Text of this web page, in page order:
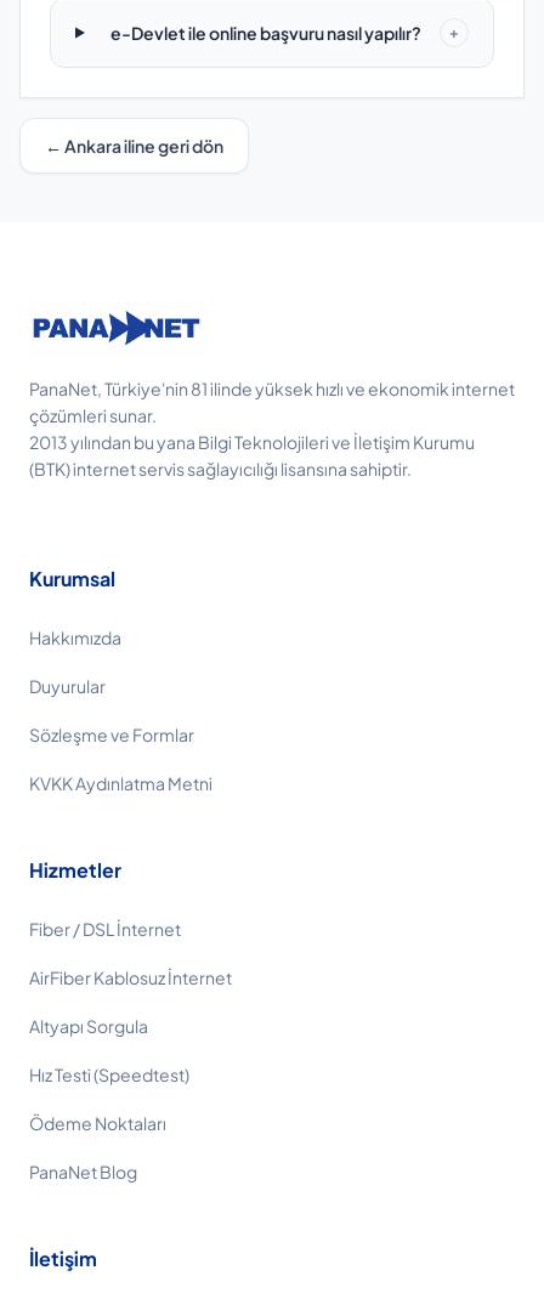
e-Devlet ile online başvuru nasıl yapılır? +
← Ankara iline geri dön
PanaNet, Türkiye'nin 81 ilinde yüksek hızlı ve ekonomik internet
çözümleri sunar.
2013 yılından bu yana Bilgi Teknolojileri ve İletişim Kurumu
(BTK) internet servis sağlayıcılığı lisansına sahiptir.
Kurumsal
Hakkımızda
Duyurular
Sözleşme ve Formlar
KVKK Aydınlatma Metni
Hizmetler
Fiber / DSL İnternet
AirFiber Kablosuz İnternet
Altyapı Sorgula
Hız Testi (Speedtest)
Ödeme Noktaları
PanaNet Blog
İletişim